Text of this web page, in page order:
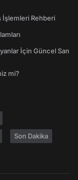
İşlemleri Rehberi
İçin Güncel San
mi?
Son Dakika